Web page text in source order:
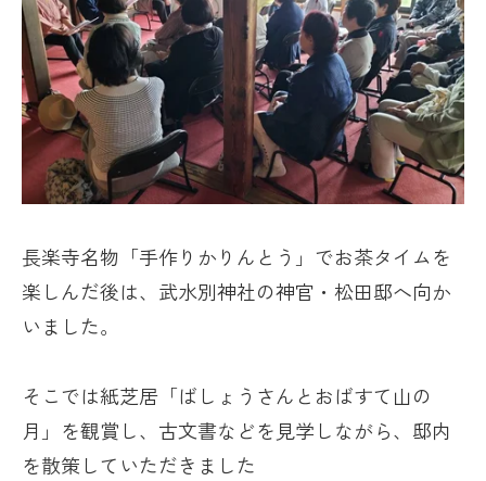
長楽寺名物「手作りかりんとう」でお茶タイムを
楽しんだ後は、武水別神社の神官・松田邸へ向か
いました。
そこでは紙芝居「ばしょうさんとおばすて山の
月」を観賞し、古文書などを見学しながら、邸内
を散策していただきました